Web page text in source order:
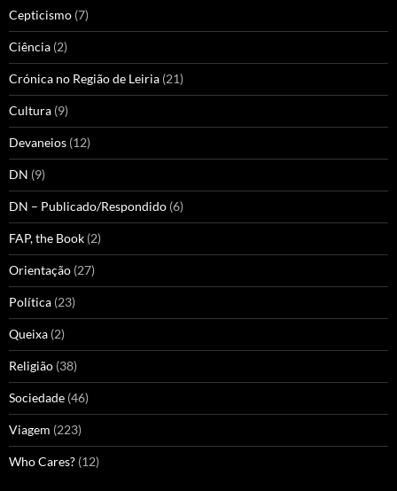
Cepticismo (7)
Ciência (2)
Crónica no Região de Leiria (21)
Cultura (9)
Devaneios (12)
DN (9)
DN – Publicado/Respondido (6)
FAP, the Book (2)
Orientação (27)
Política (23)
Queixa (2)
Religião (38)
Sociedade (46)
Viagem (223)
Who Cares? (12)